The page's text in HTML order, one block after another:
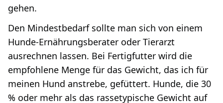
gehen.
Den Mindestbedarf sollte man sich von einem
Hunde-Ernährungsberater oder Tierarzt
ausrechnen lassen. Bei Fertigfutter wird die
empfohlene Menge für das Gewicht, das ich für
meinen Hund anstrebe, gefüttert. Hunde, die 30
% oder mehr als das rassetypische Gewicht auf